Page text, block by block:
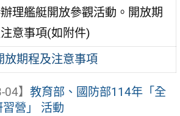
理艦艇開放參觀活動。開放期
意事項(如附件)
放期程及注意事項
】 教育部、國防部114年「全
營」 活動